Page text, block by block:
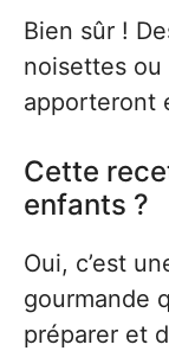
Bien sûr !
noisettes
apporteront
Cette
enfants ?
Oui, c’est
gourmande
préparer et